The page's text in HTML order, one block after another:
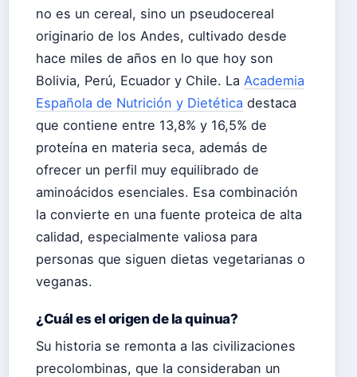
no es un cereal, sino un pseudocereal
originario de los Andes, cultivado desde
hace miles de años en lo que hoy son
Bolivia, Perú, Ecuador y Chile. La Academia
Española de Nutrición y Dietética destaca
que contiene entre 13,8% y 16,5% de
proteína en materia seca, además de
ofrecer un perfil muy equilibrado de
aminoácidos esenciales. Esa combinación
la convierte en una fuente proteica de alta
calidad, especialmente valiosa para
personas que siguen dietas vegetarianas o
veganas.
¿Cuál es el origen de la quinua?
Su historia se remonta a las civilizaciones
precolombinas, que la consideraban un